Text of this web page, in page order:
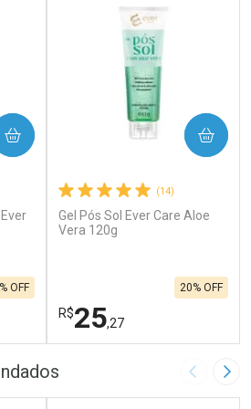
OFF
FECHAR
FECHAR
(14)
Gel Pós Sol Ever Care Aloe
Vera 120g
R$25,27
20% OFF
COMPRAR
Imagem